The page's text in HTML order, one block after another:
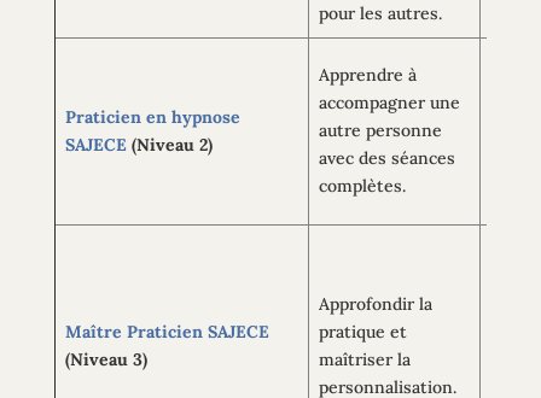
pour les autres.
Praticien en hypnose
SAJECE(Niveau 2)
Apprendre à
accompagner une
autre personne
avec des séances
complètes.
Maître Praticien SAJECE
(Niveau 3)
Approfondir la
pratique et
maîtriser la
personnalisation.